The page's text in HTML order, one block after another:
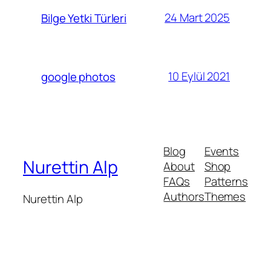
Bilge Yetki Türleri 24 Mart 2025
google photos 10 Eylül 2021
Nurettin Alp
Nurettin Alp
Blog
About
FAQs
Authors
Events
Shop
Patterns
Themes